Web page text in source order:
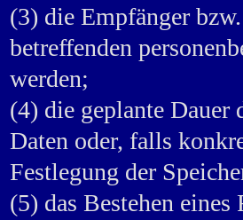
(3) die Empfänger
betreffenden
werden;
(4) die geplante Dauer
Daten oder, falls
Festlegung der
(5) das Bestehen